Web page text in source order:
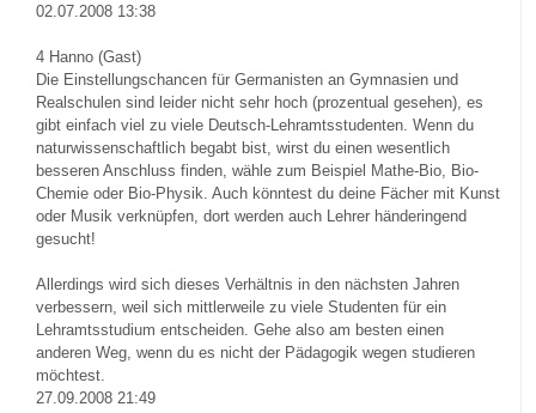
02.07.2008 13:38
4 Hanno (Gast)
Die Einstellungschancen für Germanisten an Gymnasien und
Realschulen sind leider nicht sehr hoch (prozentual gesehen), es
gibt einfach viel zu viele Deutsch-Lehramtsstudenten. Wenn du
naturwissenschaftlich begabt bist, wirst du einen wesentlich
besseren Anschluss finden, wähle zum Beispiel Mathe-Bio, Bio-
Chemie oder Bio-Physik. Auch könntest du deine Fächer mit Kunst
oder Musik verknüpfen, dort werden auch Lehrer händeringend
gesucht!
Allerdings wird sich dieses Verhältnis in den nächsten Jahren
verbessern, weil sich mittlerweile zu viele Studenten für ein
Lehramtsstudium entscheiden. Gehe also am besten einen
anderen Weg, wenn du es nicht der Pädagogik wegen studieren
möchtest.
27.09.2008 21:49